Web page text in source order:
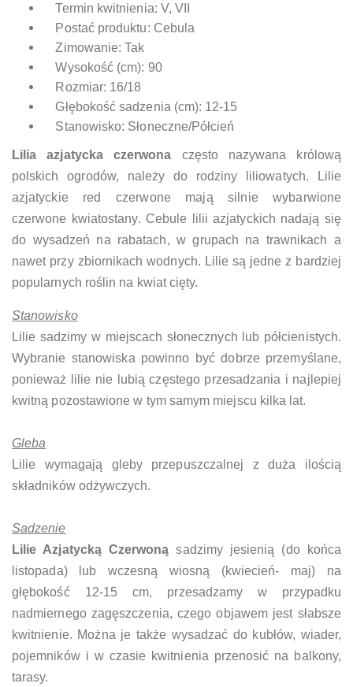
Termin kwitnienia: V, VII
Postać produktu: Cebula
Zimowanie: Tak
Wysokość (cm): 90
Rozmiar: 16/18
Głębokość sadzenia (cm): 12-15
Stanowisko: Słoneczne/Półcień
Lilia azjatycka czerwona często nazywana królową
polskich ogrodów, należy do rodziny liliowatych. Lilie
azjatyckie red czerwone mają silnie wybarwione
czerwone kwiatostany. Cebule lilii azjatyckich nadają się
do wysadzeń na rabatach, w grupach na trawnikach a
nawet przy zbiornikach wodnych. Lilie są jedne z bardziej
popularnych roślin na kwiat cięty.
Stanowisko
Lilie sadzimy w miejscach słonecznych lub półcienistych.
Wybranie stanowiska powinno być dobrze przemyślane,
ponieważ lilie nie lubią częstego przesadzania i najlepiej
kwitną pozostawione w tym samym miejscu kilka lat.
Gleba
Lilie wymagają gleby przepuszczalnej z duża ilością
składników odżywczych.
Sadzenie
Lilie Azjatycką Czerwoną sadzimy jesienią (do końca
listopada) lub wczesną wiosną (kwiecień- maj) na
głębokość 12-15 cm, przesadzamy w przypadku
nadmiernego zagęszczenia, czego objawem jest słabsze
kwitnienie. Można je także wysadzać do kubłów, wiader,
pojemników i w czasie kwitnienia przenosić na balkony,
tarasy.